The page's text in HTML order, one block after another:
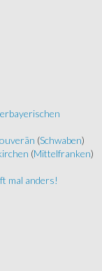
(Schwaben)
(Mittelfranken)
mal anders!